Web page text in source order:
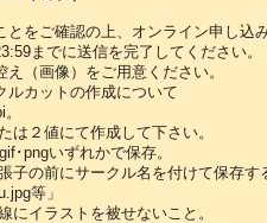
とをご確認の上、オンライン申し込
までに送信を完了してください。
（画像）をご用意ください。
ルカットの作成について
は２値にて作成して下さい。
･pngいずれかで保存。
子の前にサークル名を付けて保存す
等」
にイラストを被せないこと。